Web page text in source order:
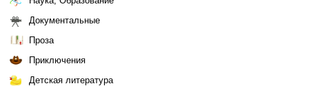
Документальные
Проза
Приключения
Детская литература